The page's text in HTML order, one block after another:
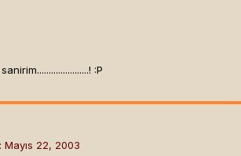
:P
Mayıs 22, 2003